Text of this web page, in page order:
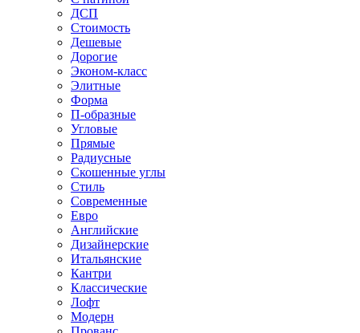
ДСП
Стоимость
Дешевые
Дорогие
Эконом-класс
Элитные
Форма
П-образные
Угловые
Прямые
Радиусные
Скошенные углы
Стиль
Современные
Евро
Английские
Дизайнерские
Итальянские
Кантри
Классические
Лофт
Модерн